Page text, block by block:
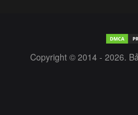
Copyright © 2014 - 2026.